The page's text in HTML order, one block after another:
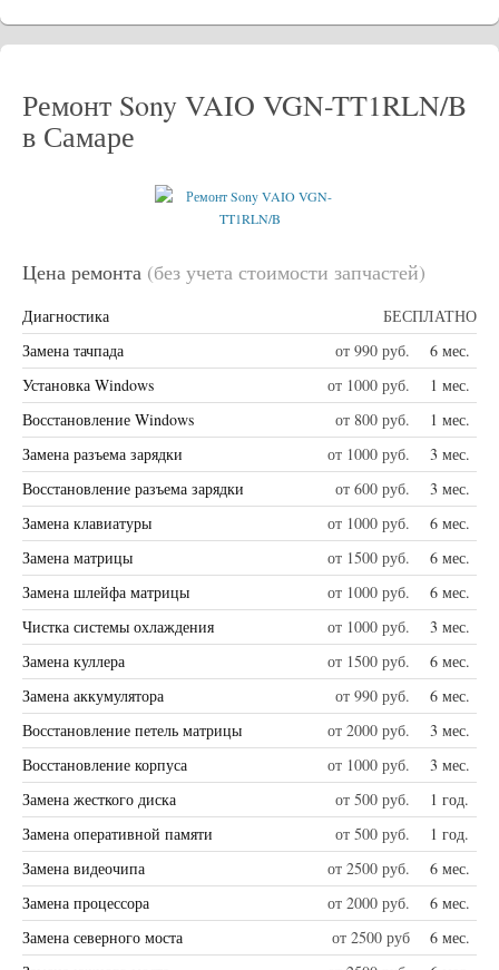
Ремонт Sony VAIO VGN-TT1RLN/B
в Самаре
Цена ремонта (без учета стоимости запчастей)
Диагностика
БЕСПЛАТНО
Замена тачпада
от 990 руб.
6 мес.
Установка Windows
от 1000 руб.
1 мес.
Восстановление Windows
от 800 руб.
1 мес.
Замена разъема зарядки
от 1000 руб.
3 мес.
Восстановление разъема зарядки
от 600 руб.
3 мес.
Замена клавиатуры
от 1000 руб.
6 мес.
Замена матрицы
от 1500 руб.
6 мес.
Замена шлейфа матрицы
от 1000 руб.
6 мес.
Чистка системы охлаждения
от 1000 руб.
3 мес.
Замена куллера
от 1500 руб.
6 мес.
Замена аккумулятора
от 990 руб.
6 мес.
Восстановление петель матрицы
от 2000 руб.
3 мес.
Восстановление корпуса
от 1000 руб.
3 мес.
Замена жесткого диска
от 500 руб.
1 год.
Замена оперативной памяти
от 500 руб.
1 год.
Замена видеочипа
от 2500 руб.
6 мес.
Замена процессора
от 2000 руб.
6 мес.
Замена северного моста
от 2500 руб
6 мес.